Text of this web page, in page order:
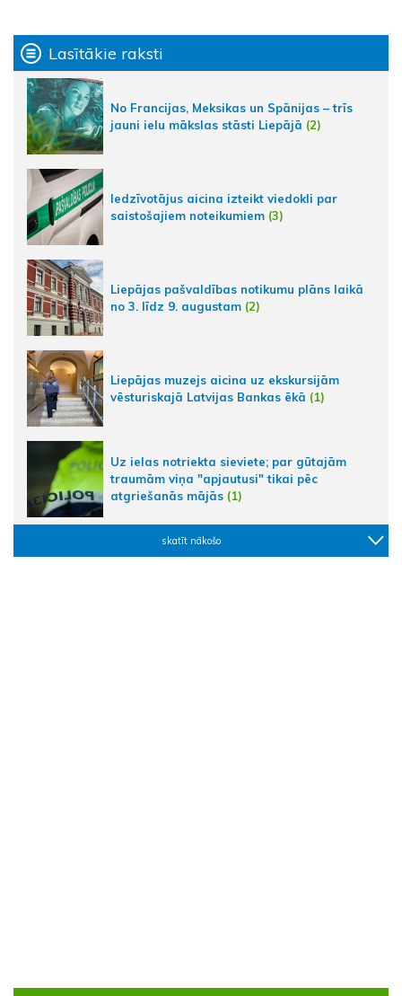
Lasītākie raksti
No Francijas, Meksikas un Spānijas – trīs
jauni ielu mākslas stāsti Liepājā (2)
Iedzīvotājus aicina izteikt viedokli par
saistošajiem noteikumiem (3)
Liepājas pašvaldības notikumu plāns laikā
no 3. līdz 9. augustam (2)
Liepājas muzejs aicina uz ekskursijām
vēsturiskajā Latvijas Bankas ēkā (1)
Uz ielas notriekta sieviete; par gūtajām
traumām viņa "apjautusi" tikai pēc
atgriešanās mājās (1)
skatīt nākošo